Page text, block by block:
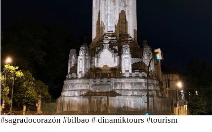
#sagradocorazón #bilbao # dinamiktours #tourism